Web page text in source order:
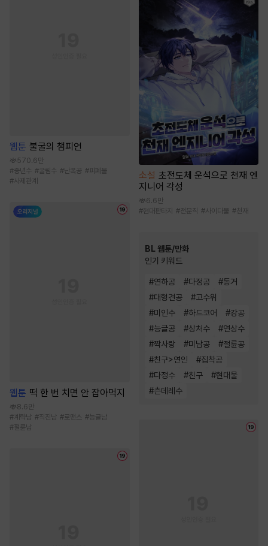
웹툰 불굴의 챔피언
570.6만
#중년수 #굴림수 #난폭공 #피폐물
#사제관계
웹툰 떡 한 번 치면 안 잡아먹지
8.6만
# 계략남 #직진남 #로맨스 #능글남
#절륜남
소설 초전도체 운석으로 천재 엔
지니어 각성
6.6만
#현대판타지 #전문직 #사이다물 #천재
BL 웹툰/만화
인기 키워드
#연하공 #다정공 #동거
#대형견공 #고수위
#미인수 #하드코어 #강공
#능글공 #상처수 #연상수
#짝사랑 #미남공 #절륜공
#친구>연인 #집착공
#다정수 #친구 #현대물
#츤데레수